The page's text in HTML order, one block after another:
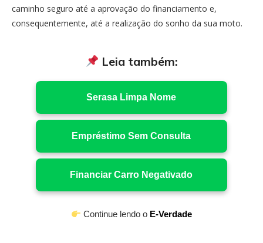
caminho seguro até a aprovação do financiamento e,
consequentemente, até a realização do sonho da sua moto.
Leia também:
Serasa Limpa Nome
Empréstimo Sem Consulta
Financiar Carro Negativado
Continue lendo o E-Verdade